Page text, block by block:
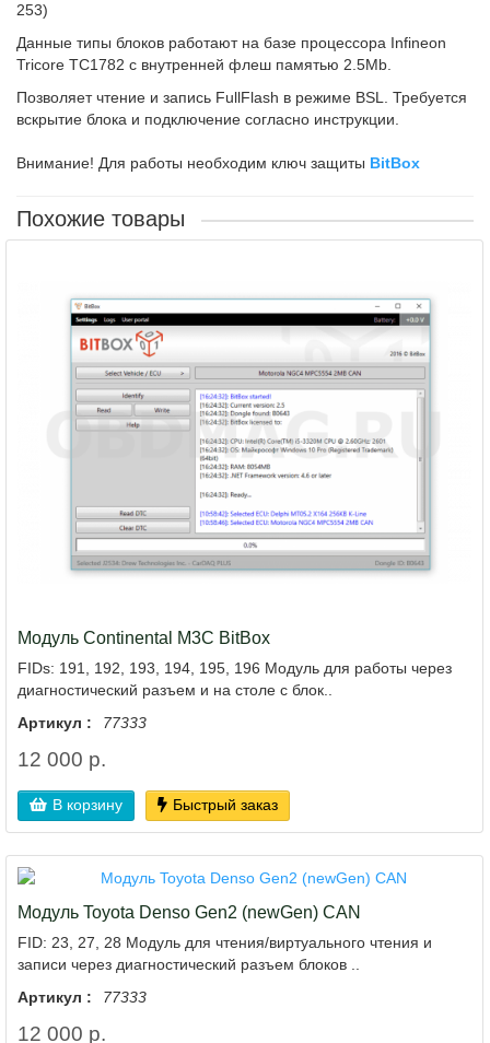
253)
Данные типы блоков работают на базе процессора Infineon
Tricore TC1782 с внутренней флеш памятью 2.5Mb.
Позволяет чтение и запись FullFlash в режиме BSL. Требуется
вскрытие блока и подключение согласно инструкции.
Внимание! Для работы необходим ключ защиты BitBox
Похожие товары
Модуль Continental M3C BitBox
FIDs: 191, 192, 193, 194, 195, 196 Модуль для работы через
диагностический разъем и на столе с блок..
Артикул :
77333
12 000 р.
В корзину Быстрый заказ
Модуль Toyota Denso Gen2 (newGen) CAN
FID: 23, 27, 28 Модуль для чтения/виртуального чтения и
записи через диагностический разъем блоков ..
Артикул :
77333
12 000 р.